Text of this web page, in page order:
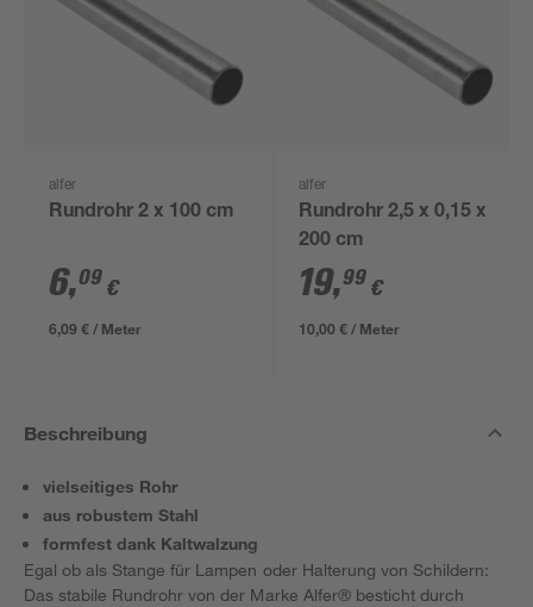
alfer
Rundrohr 2 x 100 cm
6,09 €
6,09 € / Meter
alfer
Rundrohr 2,5 x 0,15 x
200 cm
19,99 €
10,00 € / Meter
Beschreibung
vielseitiges Rohr
aus robustem Stahl
formfest dank Kaltwalzung
Egal ob als Stange für Lampen oder Halterung von Schildern:
Das stabile Rundrohr von der Marke Alfer® besticht durch